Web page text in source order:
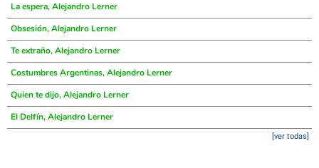
La espera, Alejandro Lerner
Obsesión, Alejandro Lerner
Te extraño, Alejandro Lerner
Costumbres Argentinas, Alejandro Lerner
Quien te dijo, Alejandro Lerner
El Delfín, Alejandro Lerner
[ver todas]